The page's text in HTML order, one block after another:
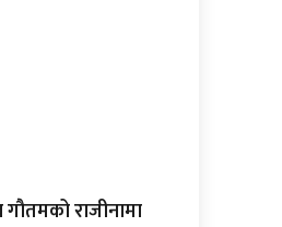
राजीनामा